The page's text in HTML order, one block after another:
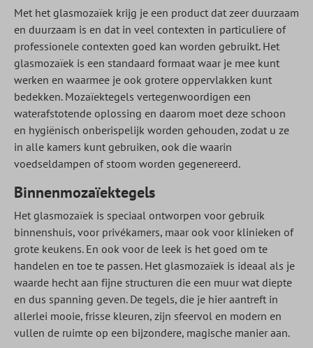
Met het glasmozaïek krijg je een product dat zeer duurzaam
en duurzaam is en dat in veel contexten in particuliere of
professionele contexten goed kan worden gebruikt. Het
glasmozaïek is een standaard formaat waar je mee kunt
werken en waarmee je ook grotere oppervlakken kunt
bedekken. Mozaïektegels vertegenwoordigen een
waterafstotende oplossing en daarom moet deze schoon
en hygiënisch onberispelijk worden gehouden, zodat u ze
in alle kamers kunt gebruiken, ook die waarin
voedseldampen of stoom worden gegenereerd.
Binnenmozaïektegels
Het glasmozaïek is speciaal ontworpen voor gebruik
binnenshuis, voor privékamers, maar ook voor klinieken of
grote keukens. En ook voor de leek is het goed om te
handelen en toe te passen. Het glasmozaïek is ideaal als je
waarde hecht aan fijne structuren die een muur wat diepte
en dus spanning geven. De tegels, die je hier aantreft in
allerlei mooie, frisse kleuren, zijn sfeervol en modern en
vullen de ruimte op een bijzondere, magische manier aan.